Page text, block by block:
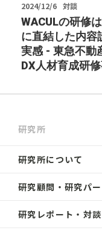
2024/12/6 対談
WACULの研修
に直結した内容
実感 - 東急不動
DX人材育成研
研究所
研究所について
研究顧問・研究パ
研究レポート・対談